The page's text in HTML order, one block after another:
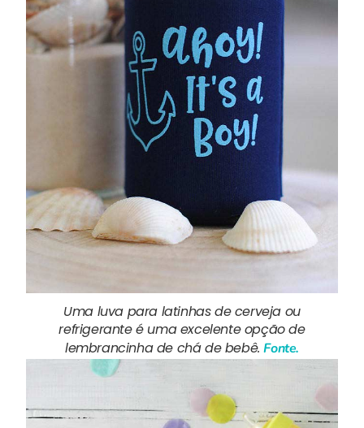
Uma luva para latinhas de cerveja ou
refrigerante é uma excelente opção de
lembrancinha de chá de bebê.Fonte.